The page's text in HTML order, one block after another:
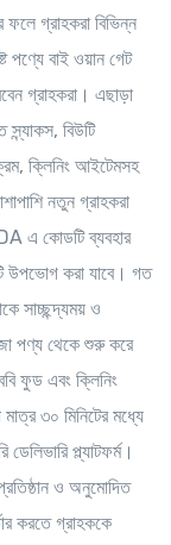
ফলে গ্রাহকরা বিভিন্ন
পণ্যে বাই ওয়ান গেট
গ্রাহকরা। এছাড়া
বিউটি
ক্লিনিং আইটেমসহ
নতুন গ্রাহকরা
এ কোডটি ব্যবহার
উপভোগ করা যাবে। গত
সাচ্ছন্দ্যময় ও
পণ্য থেকে শুরু করে
ফুড এবং ক্লিনিং
৩০ মিনিটের মধ্যে
প্ল্যাটফর্ম।
ও অনুমোদিত
করতে গ্রাহককে